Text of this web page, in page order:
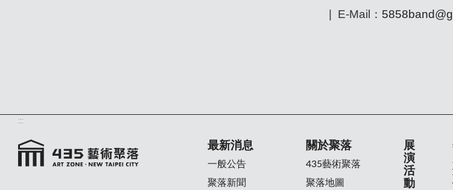
| E-Mail：
:::
最新消息
一般公告
聚落新聞
關於聚落
435藝術聚落
聚落地圖
展
演
活
動